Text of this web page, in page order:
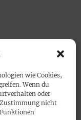
wie Cookies,
Wenn du
oder
Zustimmung nicht